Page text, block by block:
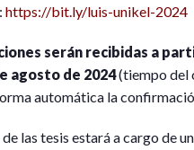
https://bit.ly/luis-unikel-2024
serán recibidas a
agosto de 2024(tiempo del
automática la
de las tesis estará a cargo de